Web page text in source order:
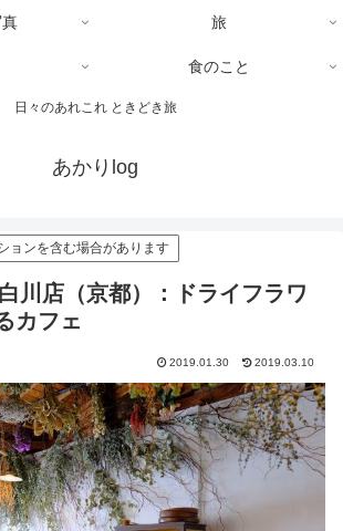
日々のあれこれ ときどき旅
あかりlog
旅
食のこと
ョンを含む場合があります
川店（京都）：ドライフラワ
カフェ
2019.01.30 2019.03.10